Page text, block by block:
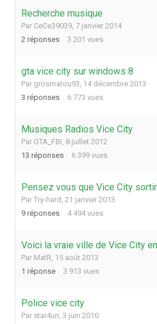
Recherche musique
Par CeCe39039, 7 janvier 2014
2 réponses 3 201 vues
gta vice city sur windows 8
Par grosmatou93, 14 décembre 2013
3 réponses 6 773 vues
Musiques Radios Vice City
Par GTA_FBI, 8 juillet 2012
13 réponses 6 399 vues
Pensez vous que Vice City
Par Try-hard , 21 janvier 2013
9 réponses 4 494 vues
Voici la vraie ville de Vice City
Par MatR, 15 août 2013
1 réponse 3 913 vues
Police vice city
Par star4un, 3 juin 2010